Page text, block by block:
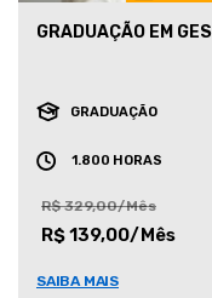
GRADUAÇÃO EM
GRADUAÇÃO
1.800 HORAS
R$ 329,00/Mês
R$ 139,00/Mês
SAIBA MAIS